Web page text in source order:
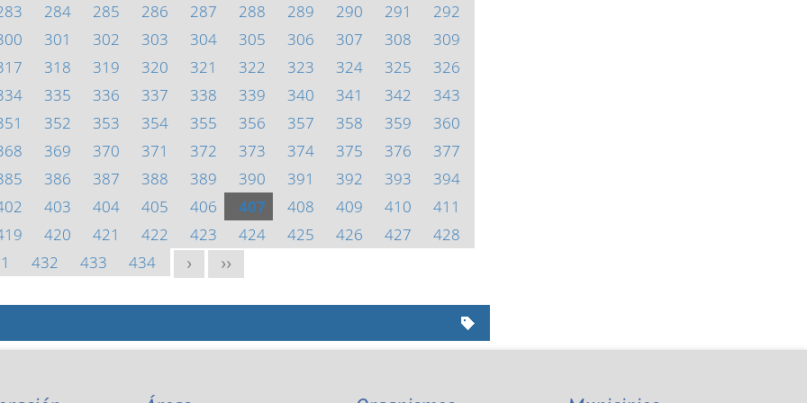
284 285 286 287 288 289 290 291
292
301 302 303 304 305 306 307 308
309
318 319 320 321 322 323 324 325
326
335 336 337 338 339 340 341 342
343
352 353 354 355 356 357 358 359
360
369 370 371 372 373 374 375 376
377
386 387 388 389 390 391 392 393
394
403 404 405 406 407 408 409 410
411
420 421 422 423 424 425 426 427
428
432 433 434 > >>